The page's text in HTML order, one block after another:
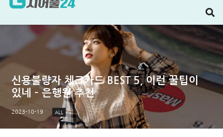
신용불량자 체크카드 BEST 5, 이런 꿀팁이
있네 – 은행원 추천
2023-10-19 ALL